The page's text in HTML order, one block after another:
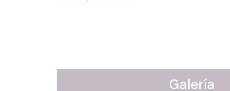
Galería